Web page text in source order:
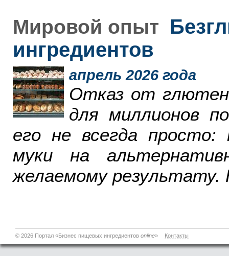
Мировой опыт
ингредиентов
апрель 2026 года
Отказ от
для миллионов
его не всегда просто:
муки на
желаемому результату.
© 2026 Портал «Бизнес пищевых ингредиентов online» Контакты